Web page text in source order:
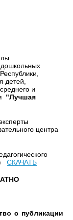
детей,
и
"Лучшая
центра
СКАЧАТЬ
о публикации